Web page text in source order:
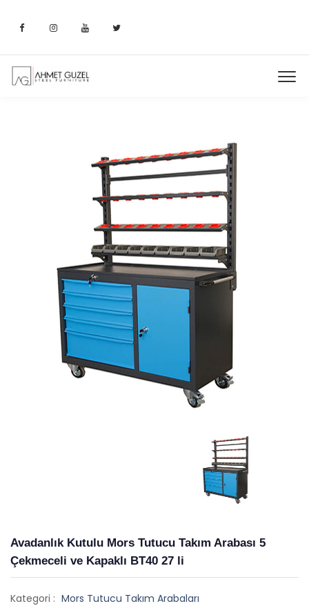
Avadanlık Kutulu Mors Tutucu Takım Arabası 5
Çekmeceli ve Kapaklı BT40 27 li
Kategori : Mors Tutucu Takım Arabaları